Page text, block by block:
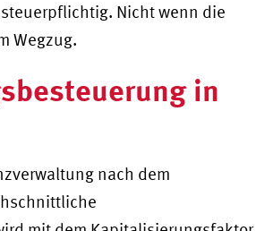
Nicht wenn die
Wegzug.
in
nach dem